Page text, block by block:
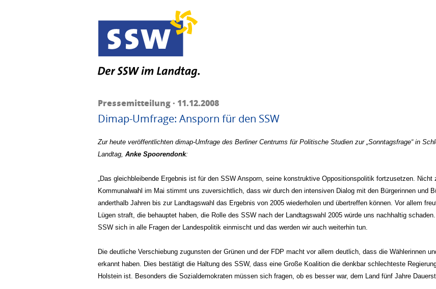
Pressemitteilung · 11.12.2008
Dimap-Umfrage: Ansporn für den SSW
Zur heute veröffentlichten dimap-Umfrage des Berliner Centrums für Politische Studien zur „Sonntagsfrage“ in
Landtag, Anke Spoorendonk:
„Das gleichbleibende Ergebnis ist für den SSW Ansporn, seine konstruktive Oppositionspolitik fortzusetzen.
Kommunalwahl im Mai stimmt uns zuversichtlich, dass wir durch den intensiven Dialog mit den Bürgerinnen und
anderthalb Jahren bis zur Landtagswahl das Ergebnis von 2005 wiederholen und übertreffen können. Vor allem
Lügen straft, die behauptet haben, die Rolle des SSW nach der Landtagswahl 2005 würde uns nachhaltig
SSW sich in alle Fragen der Landespolitik einmischt und das werden wir auch weiterhin tun.
Die deutliche Verschiebung zugunsten der Grünen und der FDP macht vor allem deutlich, dass die Wählerinnen
erkannt haben. Dies bestätigt die Haltung des SSW, dass eine Große Koalition die denkbar schlechteste
Holstein ist. Besonders die Sozialdemokraten müssen sich fragen, ob es besser war, dem Land fünf Jahre